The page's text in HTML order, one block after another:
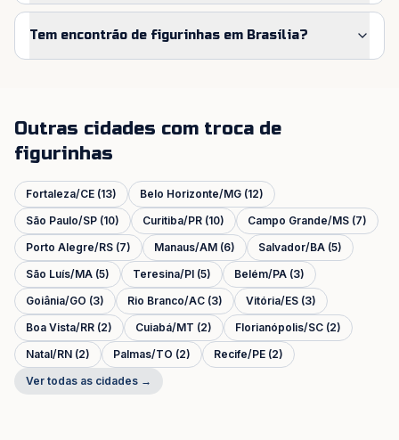
Tem encontrão de figurinhas em Brasília?
Outras cidades com troca de
figurinhas
Fortaleza/CE (13) Belo Horizonte/MG (12)
São Paulo/SP (10) Curitiba/PR (10) Campo Grande/MS (7)
Porto Alegre/RS (7) Manaus/AM (6) Salvador/BA (5)
São Luís/MA (5) Teresina/PI (5) Belém/PA (3)
Goiânia/GO (3) Rio Branco/AC (3) Vitória/ES (3)
Boa Vista/RR (2) Cuiabá/MT (2) Florianópolis/SC (2)
Natal/RN (2) Palmas/TO (2) Recife/PE (2)
Ver todas as cidades →